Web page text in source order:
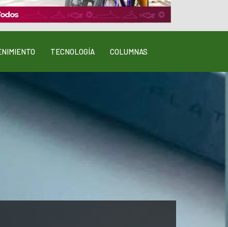
TECNOLOGÍA COLUMNAS